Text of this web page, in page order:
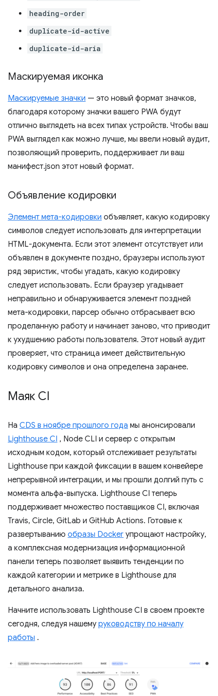
heading-order
duplicate-id-active
duplicate-id-aria
Маскируемая иконка
Маскируемые значки — это новый формат значков,
благодаря которому значки вашего PWA будут
отлично выглядеть на всех типах устройств. Чтобы ваш
PWA выглядел как можно лучше, мы ввели новый аудит,
позволяющий проверить, поддерживает ли ваш
манифест.json этот новый формат.
Объявление кодировки
Элемент мета-кодировки объявляет, какую кодировку
символов следует использовать для интерпретации
HTML-документа. Если этот элемент отсутствует или
объявлен в документе поздно, браузеры используют
ряд эвристик, чтобы угадать, какую кодировку
следует использовать. Если браузер угадывает
неправильно и обнаруживается элемент поздней
мета-кодировки, парсер обычно отбрасывает всю
проделанную работу и начинает заново, что приводит
к ухудшению работы пользователя. Этот новый аудит
проверяет, что страница имеет действительную
кодировку символов и она определена заранее.
Маяк CI
На CDS в ноябре прошлого года мы анонсировали
Lighthouse CI , Node CLI и сервер с открытым
исходным кодом, который отслеживает результаты
Lighthouse при каждой фиксации в вашем конвейере
непрерывной интеграции, и мы прошли долгий путь с
момента альфа-выпуска. Lighthouse CI теперь
поддерживает множество поставщиков CI, включая
Travis, Circle, GitLab и GitHub Actions. Готовые к
развертыванию образы Docker упрощают настройку,
а комплексная модернизация информационной
панели теперь позволяет выявить тенденции по
каждой категории и метрике в Lighthouse для
детального анализа.
Начните использовать Lighthouse CI в своем проекте
сегодня, следуя нашему руководству по началу
работы .